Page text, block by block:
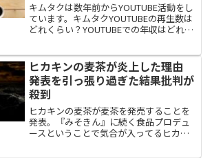
キムタクは数年前からYOUTUBE活動をし
ています。キムタクYOUTUBEの再生数は
どれくらい？YOUTUBEでの年収はどれく
ヒカキンの麦茶が炎上した理由
発表を引っ張り過ぎた結果批判が
殺到
ヒカキンの麦茶が麦茶を発売することを
発表。『みそきん』に続く食品プロデュ
ースということで気合が入ってるヒカキ